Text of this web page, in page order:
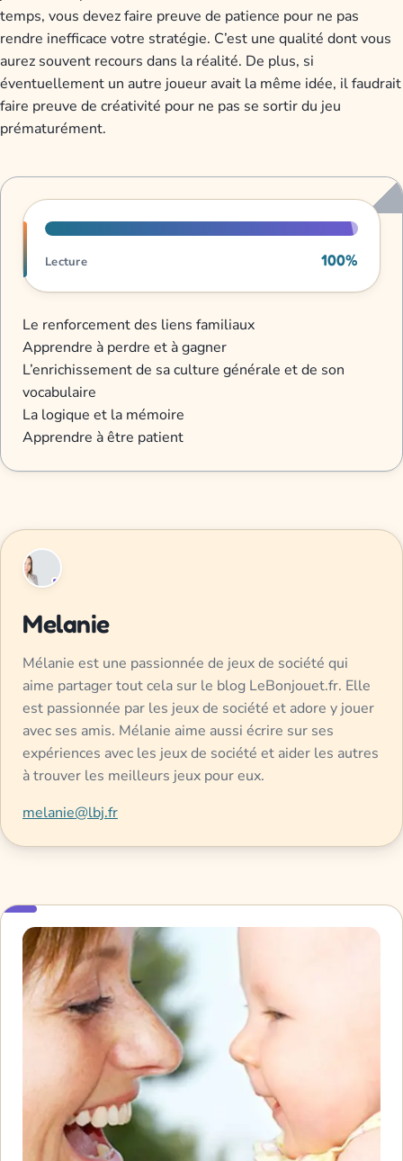
temps, vous devez faire preuve de patience pour ne pas
rendre inefficace votre stratégie. C’est une qualité dont vous
aurez souvent recours dans la réalité. De plus, si
éventuellement un autre joueur avait la même idée, il faudrait
faire preuve de créativité pour ne pas se sortir du jeu
prématurément.
Progression de lecture
Lecture 100%
Le renforcement des liens familiaux
Apprendre à perdre et à gagner
L’enrichissement de sa culture générale et de son
vocabulaire
La logique et la mémoire
Apprendre à être patient
Melanie
Mélanie est une passionnée de jeux de société qui
aime partager tout cela sur le blog LeBonjouet.fr. Elle
est passionnée par les jeux de société et adore y jouer
avec ses amis. Mélanie aime aussi écrire sur ses
expériences avec les jeux de société et aider les autres
à trouver les meilleurs jeux pour eux.
melanie@lbj.fr